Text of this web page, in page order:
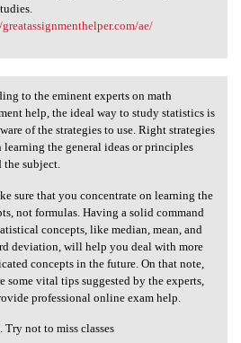
ae/
to the eminent
to the eminent experts on math
help, the ideal way to study statistics is
of the strategies to use. Right strategies
learning the general ideas or principles
the subject.
sure that you concentrate on learning the
not formulas. Having a solid command
concepts, like median, mean, and
deviation, will help you deal with more
concepts in the future. On that note,
some vital tips suggested by the experts,
professional online exam help.
Try not to miss classes